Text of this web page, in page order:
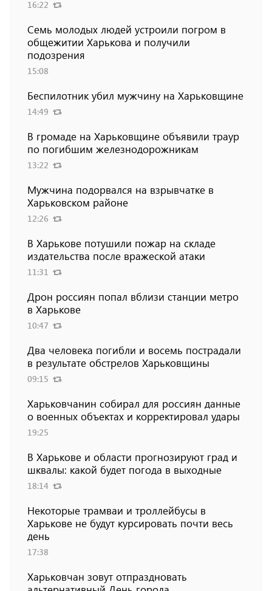
16:22
Семь молодых людей устроили погром в
общежитии Харькова и получили
подозрения
15:08
Беспилотник убил мужчину на Харьковщине
14:49
В громаде на Харьковщине объявили траур
по погибшим железнодорожникам
13:22
Мужчина подорвался на взрывчатке в
Харьковском районе
12:26
В Харькове потушили пожар на складе
издательства после вражеской атаки
11:31
Дрон россиян попал вблизи станции метро
в Харькове
10:47
Два человека погибли и восемь пострадали
в результате обстрелов Харьковщины
09:15
Харьковчанин собирал для россиян данные
о военных объектах и ​​корректировал удары
19:25
В Харькове и области прогнозируют град и
шквалы: какой будет погода в выходные
18:14
Некоторые трамваи и троллейбусы в
Харькове не будут курсировать почти весь
день
17:38
Харьковчан зовут отпраздновать